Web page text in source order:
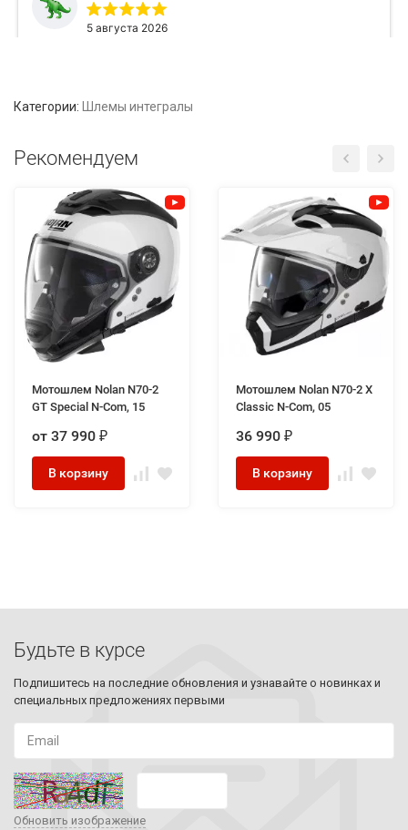
Категории: Шлемы интегралы
Рекомендуем
Мотошлем Nolan N70-2
GT Special N-Com, 15
от 37 990 ₽
В корзину
Мотошлем Nolan N70-2 X
Classic N-Com, 05
36 990 ₽
В корзину
Будьте в курсе
Подпишитесь на последние обновления и узнавайте о новинках и
специальных предложениях первыми
Обновить изображение